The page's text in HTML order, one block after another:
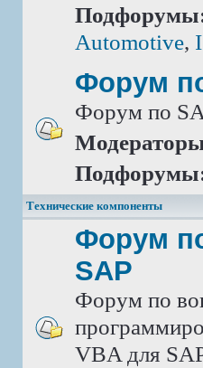
Automotive,
Форум
Форум по
Технические компоненты
Форум
SAP
Форум по
VBA для